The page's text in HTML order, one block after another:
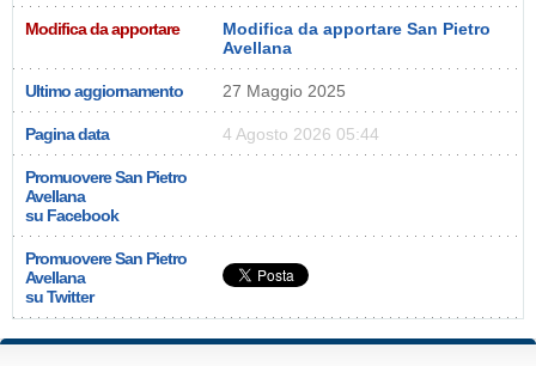
Modifica da apportare
Modifica da apportare San Pietro
Avellana
Ultimo aggiornamento 27 Maggio 2025
Pagina data 4 Agosto 2026 05:44
Promuovere San Pietro
Avellana
su Facebook
Promuovere San Pietro
Avellana
su Twitter